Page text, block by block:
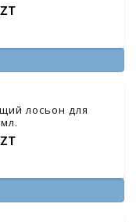
лосьон для